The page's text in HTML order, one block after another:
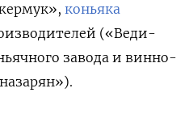
коньяка
(«Веди-
завода и винно-